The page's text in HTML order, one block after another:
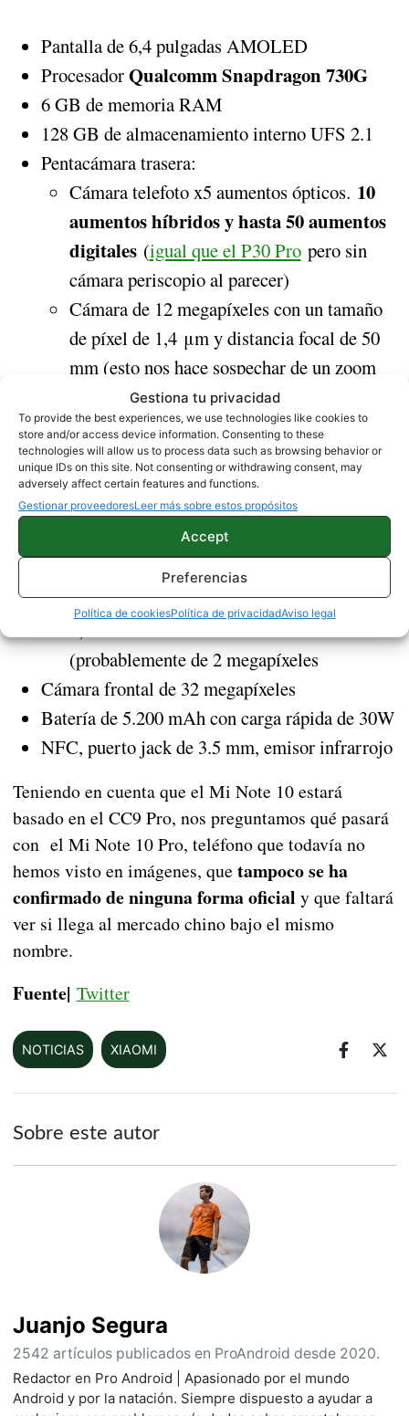
Gestiona tu privacidad
To provide the best experiences, we use technologies like cookies to
store and/or access device information. Consenting to these
technologies will allow us to process data such as browsing behavior or
unique IDs on this site. Not consenting or withdrawing consent, may
adversely affect certain features and functions.
Gestionar proveedoresLeer más sobre estos propósitos
Accept
Preferencias
Política de cookiesPolítica de privacidadAviso legal
Pantalla de 6,4 pulgadas AMOLED
ProcesadorQualcomm Snapdragon 730G
6 GB de memoria RAM
128 GB de almacenamiento interno UFS 2.1
Pentacámara trasera:
Cámara telefoto x5 aumentos ópticos. 10
aumentos híbridos y hasta 50 aumentos
digitales(igual que el P30 Propero sin
cámara periscopio al parecer)
Cámara de 12 megapíxeles con un tamaño
de píxel de 1,4 μm y distancia focal de 50
mm (esto nos hace sospechar de un zoom
óptico x2 quese usaría para el modo
retrato)
Cámara principal de 108 megapíxeles y un
tamaño de sensor de 1/1,33 pulgadas y
apertura focal f/1.7
gran angular de 20 megapíxeles
de ángulo de visión
Cámara macro que nos permite enfocar a
(probablemente de 2 megapíxeles
Cámara frontal de 32 megapíxeles
Batería de 5.200 mAh con carga rápida de 30W
NFC, puerto jack de 3.5 mm, emisor infrarrojo
Teniendo en cuenta que el Mi Note 10 estará
basado en el CC9 Pro, nos preguntamos qué pasará
con el Mi Note 10 Pro, teléfono que todavía no
hemos visto en imágenes, que tampoco se ha
confirmado de ninguna forma oficial y que faltará
ver si llega al mercado chino bajo el mismo
nombre.
Fuente| Twitter
NOTICIAS XIAOMI
Sobre este autor
Juanjo Segura
2542 artículos publicados en ProAndroid desde 2020.
Redactor en Pro Android | Apasionado por el mundo
Android y por la natación. Siempre dispuesto a ayudar a